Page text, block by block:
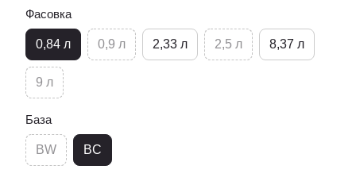
Фасовка
0,84 л 0,9 л 2,33 л 2,5 л 8,37 л
9 л
База
BW BC